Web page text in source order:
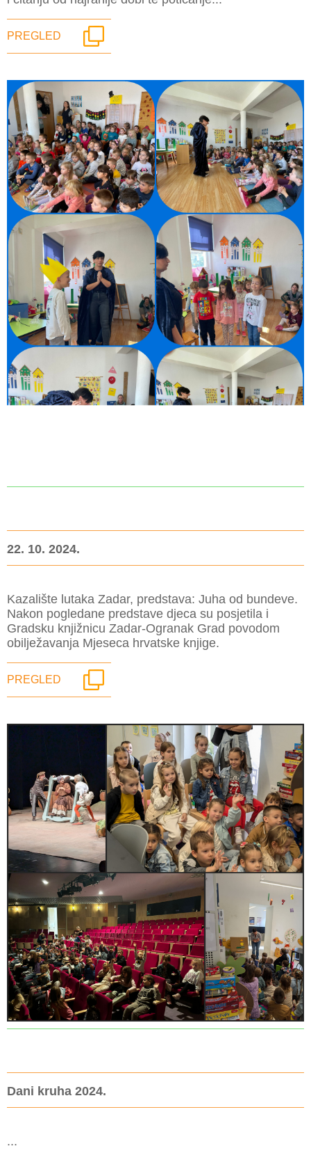
PREGLED
22. 10. 2024.
Kazalište lutaka Zadar, predstava: Juha od bundeve.
Nakon pogledane predstave djeca su posjetila i
Gradsku knjižnicu Zadar-Ogranak Grad povodom
obilježavanja Mjeseca hrvatske knjige.
PREGLED
Dani kruha 2024.
...